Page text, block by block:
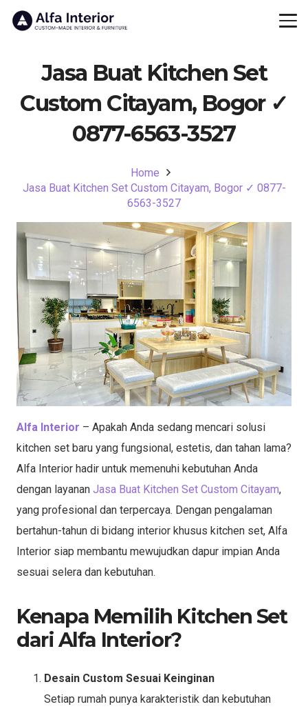
Jasa Buat Kitchen Set
Custom Citayam, Bogor ✓
0877-6563-3527
Home
Jasa Buat Kitchen Set Custom Citayam, Bogor ✓ 0877-
6563-3527
Alfa Interior – Apakah Anda sedang mencari solusi
kitchen set baru yang fungsional, estetis, dan tahan lama?
Alfa Interior hadir untuk memenuhi kebutuhan Anda
dengan layanan Jasa Buat Kitchen Set Custom Citayam,
yang profesional dan terpercaya. Dengan pengalaman
bertahun-tahun di bidang interior khusus kitchen set, Alfa
Interior siap membantu mewujudkan dapur impian Anda
sesuai selera dan kebutuhan.
Kenapa Memilih Kitchen Set
dari Alfa Interior?
Desain Custom Sesuai Keinginan
Setiap rumah punya karakteristik dan kebutuhan